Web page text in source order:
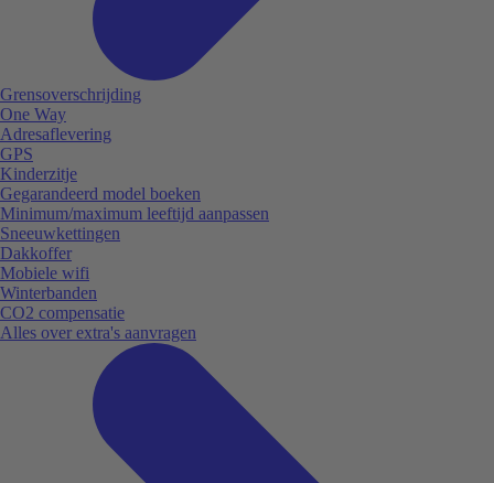
Grensoverschrijding
One Way
Adresaflevering
GPS
Kinderzitje
Gegarandeerd model boeken
Minimum/maximum leeftijd aanpassen
Sneeuwkettingen
Dakkoffer
Mobiele wifi
Winterbanden
CO2 compensatie
Alles over extra's aanvragen